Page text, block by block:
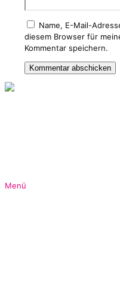
Name, E-Mail-
diesem Browser für
Kommentar speichern.
Menü